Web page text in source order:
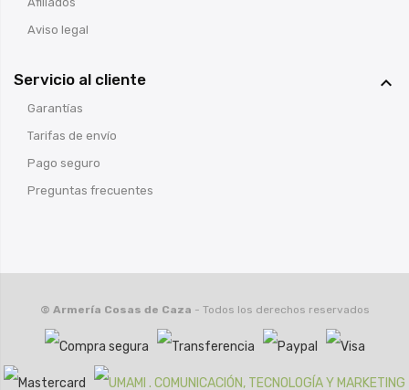
Aviso legal
Servicio al cliente 
Garantías
Tarifas de envío
Pago seguro
Preguntas frecuentes
© Armería Cosas de Caza - Todos los derechos reservados